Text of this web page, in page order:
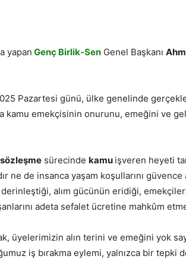
yapan Genç Birlik-Sen Genel Başkanı
Pazartesi günü, ülke genelinde
kamu emekçisinin onurunu, emeğini ve
sürecinde kamu işveren heyeti
ne de insanca yaşam koşullarını güvence
alım gücünün eridiği, emekçilerin
adeta sefalet ücretine mahkûm
üyelerimizin alın terini ve emeğini yok
iş bırakma eylemi, yalnızca bir tepki